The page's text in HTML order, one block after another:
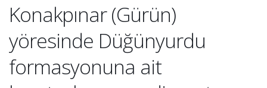
Konakpınar (Gürün)
yöresinde Düğünyurdu
formasyonuna ait